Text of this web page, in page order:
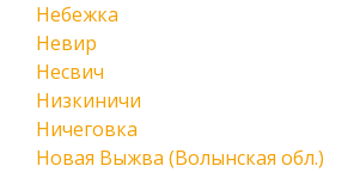
Небежка
Невир
Несвич
Низкиничи
Ничеговка
Новая Выжва (Волынская обл.)